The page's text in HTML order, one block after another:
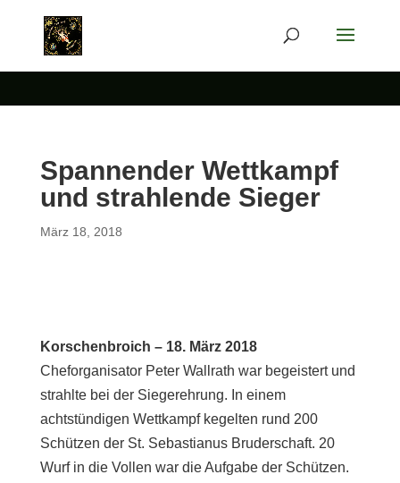
Spannender Wettkampf
und strahlende Sieger
März 18, 2018
Korschenbroich – 18. März 2018
Cheforganisator Peter Wallrath war begeistert und
strahlte bei der Siegerehrung. In einem
achtstündigen Wettkampf kegelten rund 200
Schützen der St. Sebastianus Bruderschaft. 20
Wurf in die Vollen war die Aufgabe der Schützen.